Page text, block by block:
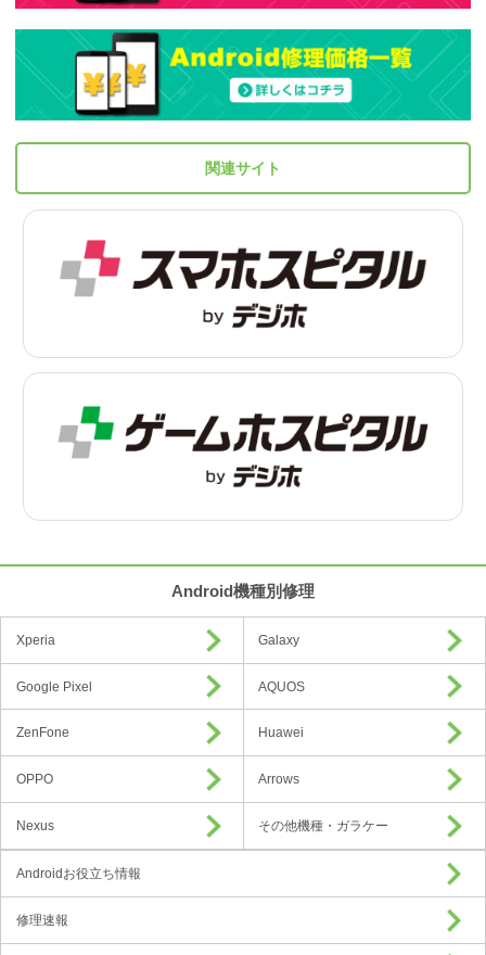
関連サイト
Android機種別修理
Xperia Galaxy
Google Pixel AQUOS
ZenFone Huawei
OPPO Arrows
Nexus その他機種・ガラケー
Androidお役立ち情報
修理速報